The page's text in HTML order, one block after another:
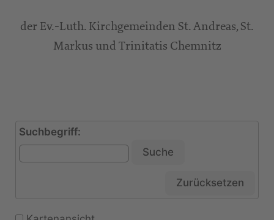
der Ev.-Luth. Kirchgemeinden St. Andreas, St.
Markus und Trinitatis Chemnitz
Suchbegriff:
Suche
Zurücksetzen